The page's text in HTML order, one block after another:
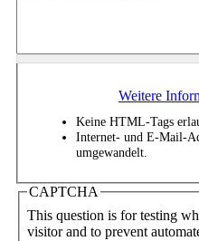
Weitere
Keine HTML-Tags
Internet- und E-Mail-
umgewandelt.
CAPTCHA
This question is for testing
visitor and to prevent